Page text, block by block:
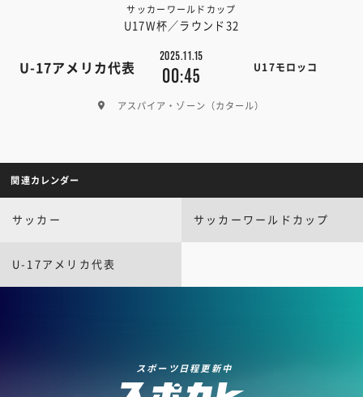
サッカーワールドカップ
U17W杯／ラウンド32
U-17アメリカ代表
2025.11.15
00:45 U17モロッコ
アスパイア・ゾーン（カタール）
関連カレンダー
サッカー サッカーワールドカップ
U-17アメリカ代表
スポーツ日程更新中